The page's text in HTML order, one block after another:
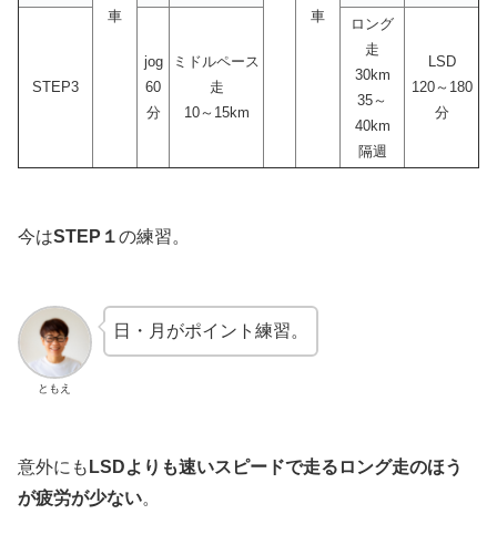
車
車
STEP3
jog
60
分
ミドルペース
走
10～15km
ロング
走
30km
35～
40km
隔週
LSD
120～180
分
今はSTEP１の練習。
ともえ
日・月がポイント練習。
意外にも LSDよりも速いスピードで走るロング走のほう
が疲労が少ない。